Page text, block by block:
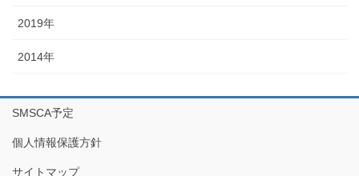
2019年
2014年
SMSCA予定
個人情報保護方針
サイトマップ